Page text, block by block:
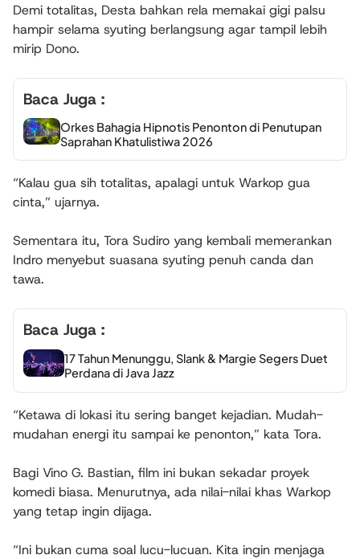
Demi totalitas, Desta bahkan rela memakai gigi palsu
hampir selama syuting berlangsung agar tampil lebih
mirip Dono.
Baca Juga :
Orkes Bahagia Hipnotis Penonton di Penutupan
Saprahan Khatulistiwa 2026
“Kalau gua sih totalitas, apalagi untuk Warkop gua
cinta,” ujarnya.
Sementara itu, Tora Sudiro yang kembali memerankan
Indro menyebut suasana syuting penuh canda dan
tawa.
Baca Juga :
17 Tahun Menunggu, Slank & Margie Segers Duet
Perdana di Java Jazz
“Ketawa di lokasi itu sering banget kejadian. Mudah-
mudahan energi itu sampai ke penonton,” kata Tora.
Bagi Vino G. Bastian, film ini bukan sekadar proyek
komedi biasa. Menurutnya, ada nilai-nilai khas Warkop
yang tetap ingin dijaga.
“Ini bukan cuma soal lucu-lucuan. Kita ingin menjaga